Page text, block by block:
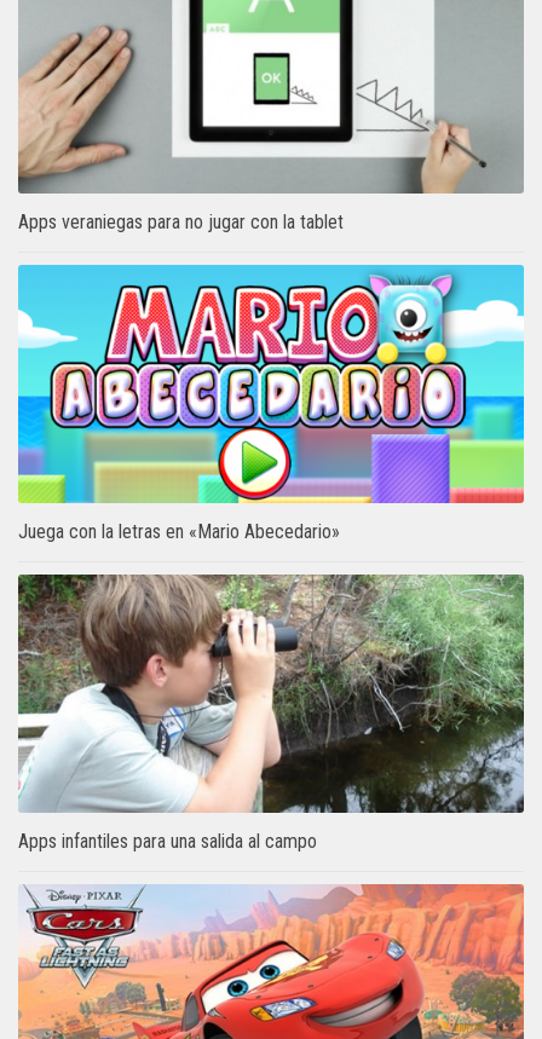
Apps veraniegas para no jugar con la tablet
Juega con la letras en «Mario Abecedario»
Apps infantiles para una salida al campo